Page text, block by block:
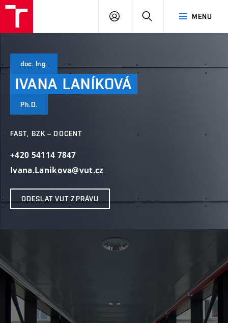
MENU
PŘIHLÁSIT
doc. Ing.
IVANA LANÍKOVÁ
Ph.D.
FAST, BZK – DOCENT
+420 54114 7847
Ivana.Lanikova@vut.cz
ODESLAT VUT ZPRÁVU